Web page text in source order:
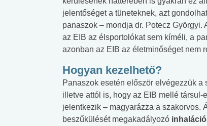
jelentőséget a tüneteknek, azt
panaszok – mondja dr. Potecz Györgyi.
az EIB az élsportolókat sem kíméli, a
azonban az EIB az életminőséget nem
Hogyan kezelhető?
Panaszok esetén először elvégezzük a
illetve attól is, hogy az EIB mellé társul-e
jelentkezik – magyarázza a szakorvos.
beszűkülését megakadályozó